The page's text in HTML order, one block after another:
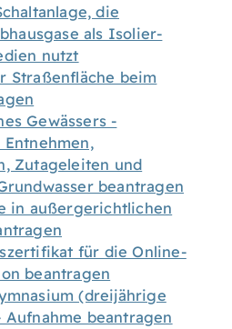
die
als Isolier-
nutzt
Straßenfläche beim
Gewässers -
Entnehmen,
Zutageleiten und
beantragen
in außergerichtlichen
für die Online-
beantragen
(dreijährige
beantragen